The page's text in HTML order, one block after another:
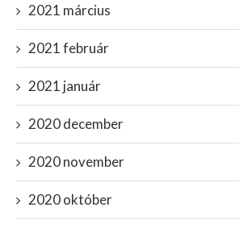
2021 március
2021 február
2021 január
2020 december
2020 november
2020 október